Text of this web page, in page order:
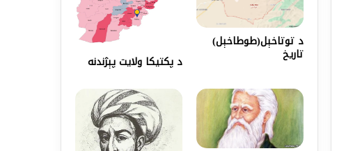
د توتاخېل(طوطاخېل)
تاریخ د پکتيکا ولايت پېژندنه